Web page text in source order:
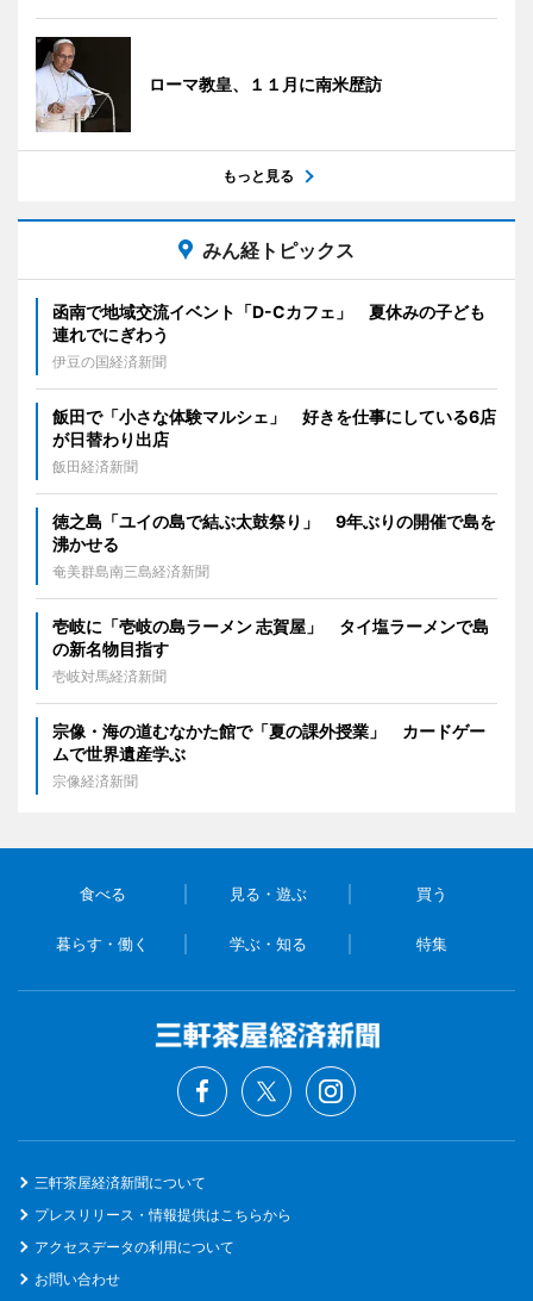
ローマ教皇、１１月に南米歴訪
もっと見る
みん経トピックス
函南で地域交流イベント「D-Cカフェ」 夏休みの子ども
連れでにぎわう
伊豆の国経済新聞
飯田で「小さな体験マルシェ」 好きを仕事にしている6店
が日替わり出店
飯田経済新聞
徳之島「ユイの島で結ぶ太鼓祭り」 9年ぶりの開催で島を
沸かせる
奄美群島南三島経済新聞
壱岐に「壱岐の島ラーメン 志賀屋」 タイ塩ラーメンで島
の新名物目指す
壱岐対馬経済新聞
宗像・海の道むなかた館で「夏の課外授業」 カードゲー
ムで世界遺産学ぶ
宗像経済新聞
食べる 見る・遊ぶ 買う
暮らす・働く 学ぶ・知る 特集
三軒茶屋経済新聞について
プレスリリース・情報提供はこちらから
アクセスデータの利用について
お問い合わせ